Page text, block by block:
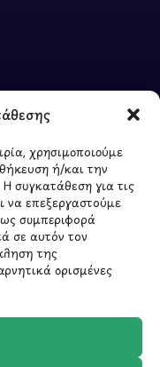
χρησιμοποιούμε
ή/και την
συγκατάθεση για τις
να επεξεργαστούμε
συμπεριφορά
σε αυτόν τον
της
ορισμένες